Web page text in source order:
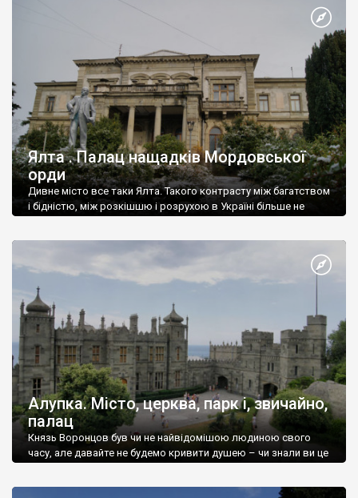
Ялта . Палац нащадків Мордовської
орди
Дивне місто все таки Ялта. Такого контрасту між багатством
і бідністю, між розкішшю і розрухою в Україні більше не
Алупка. Місто, церква, парк і, звичайно,
палац
Князь Воронцов був чи не найвідомішою людиною свого
часу, але давайте не будемо кривити душею – чи знали ви це